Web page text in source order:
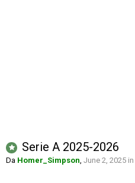
Serie A 2025-2026
Da Homer_Simpson, June 2, 2025 in